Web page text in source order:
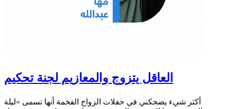
العاقل يتزوج والمعازيم لجنة تحكيم
أكثر شيء يضحكني في حفلات الزواج الفخمة أنها تسمى «ليلة